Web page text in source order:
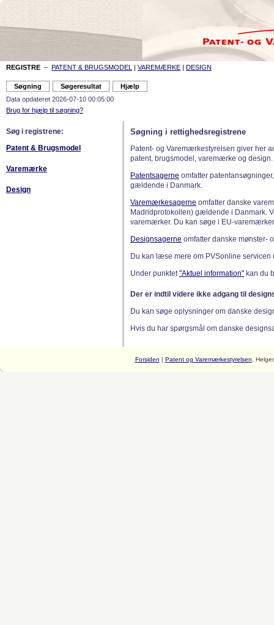
REGISTRE – PATENT & BRUGSMODEL | VAREMÆRKE | DESIGN
Data opdateret 2026-07-10 00:05:00
Brug for hjælp til søgning?
Søg i registrene:
Patent & Brugsmodel
Varemærke
Design
Søgning i rettighedsregistrene
Patent- og Varemærkestyrelsen giver her
patent, brugsmodel, varemærke og design.
Patentsagerne omfatter
gældende i Danmark.
Varemærkesagerne omfatter danske
Madridprotokollen) gældende i Danmark.
varemærker. Du kan søge i EU-
Designsagerne omfatter danske mønster-
Du kan læse mere om PVSonline
Under punktet"Aktuel information" kan du
Der er indtil videre ikke adgang til
Du kan søge oplysninger om danske
Hvis du har spørgsmål om danske
Forsiden | Patent og Varemærkestyrelsen ,